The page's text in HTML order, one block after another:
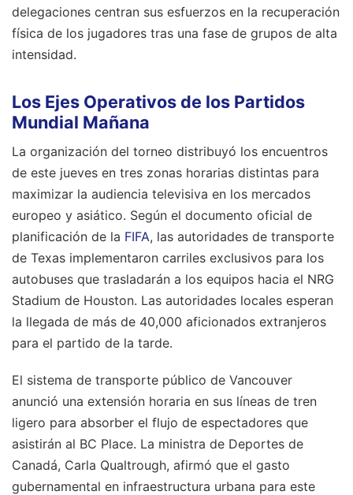
delegaciones centran sus esfuerzos en la recuperación
física de los jugadores tras una fase de grupos de alta
intensidad.
Los Ejes Operativos de los Partidos
Mundial Mañana
La organización del torneo distribuyó los encuentros
de este jueves en tres zonas horarias distintas para
maximizar la audiencia televisiva en los mercados
europeo y asiático. Según el documento oficial de
planificación de la FIFA, las autoridades de transporte
de Texas implementaron carriles exclusivos para los
autobuses que trasladarán a los equipos hacia el NRG
Stadium de Houston. Las autoridades locales esperan
la llegada de más de 40,000 aficionados extranjeros
para el partido de la tarde.
El sistema de transporte público de Vancouver
anunció una extensión horaria en sus líneas de tren
ligero para absorber el flujo de espectadores que
asistirán al BC Place. La ministra de Deportes de
Canadá, Carla Qualtrough, afirmó que el gasto
gubernamental en infraestructura urbana para este